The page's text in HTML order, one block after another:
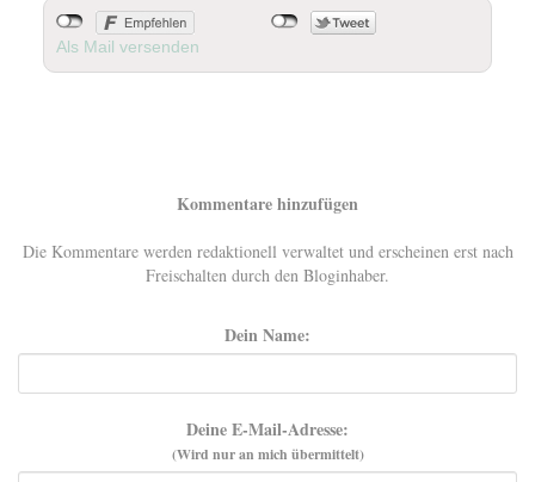
Als Mail versenden
Kommentare hinzufügen
Die Kommentare werden redaktionell verwaltet und erscheinen erst nach
Freischalten durch den Bloginhaber.
Dein Name:
Deine E-Mail-Adresse:
(Wird nur an mich übermittelt)